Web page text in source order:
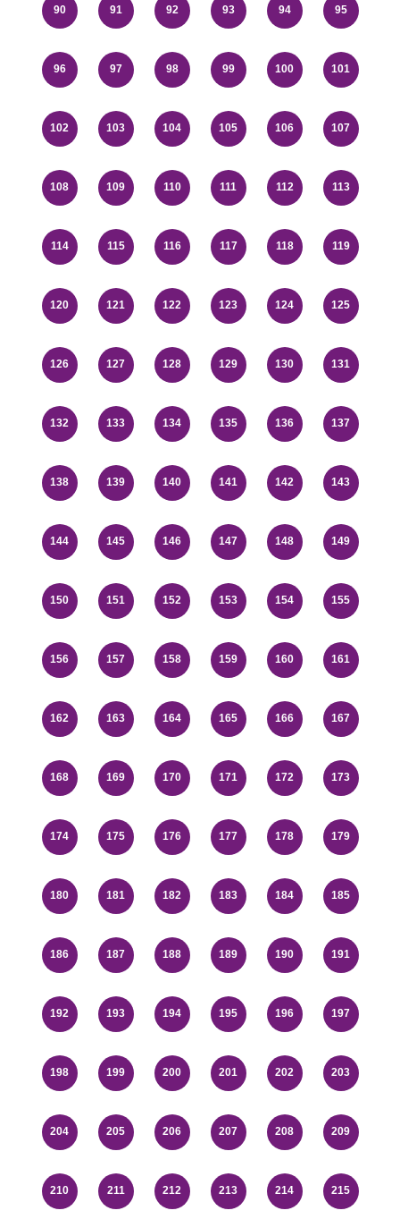
90 91 92 93 94 95
96 97 98 99 100 101
102 103 104 105 106 107
108 109 110 111 112 113
114 115 116 117 118 119
120 121 122 123 124 125
126 127 128 129 130 131
132 133 134 135 136 137
138 139 140 141 142 143
144 145 146 147 148 149
150 151 152 153 154 155
156 157 158 159 160 161
162 163 164 165 166 167
168 169 170 171 172 173
174 175 176 177 178 179
180 181 182 183 184 185
186 187 188 189 190 191
192 193 194 195 196 197
198 199 200 201 202 203
204 205 206 207 208 209
210 211 212 213 214 215